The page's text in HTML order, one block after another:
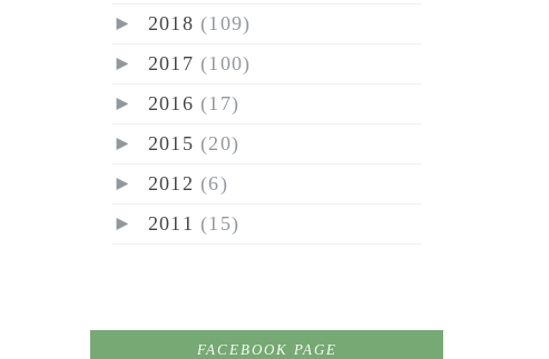
► 2018 (109)
► 2017 (100)
► 2016 (17)
► 2015 (20)
► 2012 (6)
► 2011 (15)
FACEBOOK PAGE